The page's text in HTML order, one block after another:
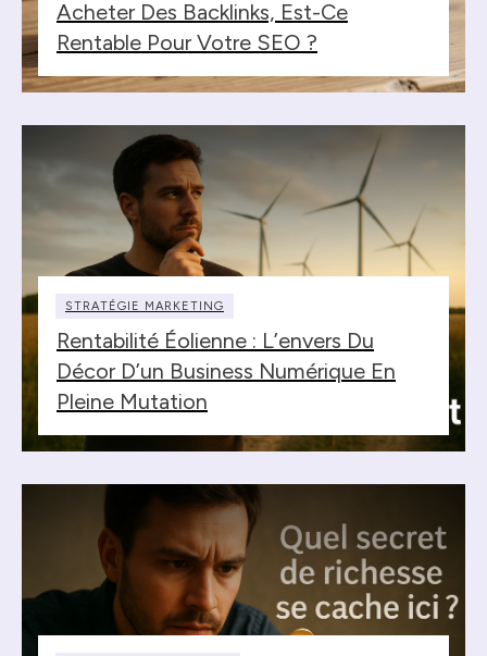
Acheter Des Backlinks, Est-Ce
Rentable Pour Votre SEO ?
STRATÉGIE MARKETING
Rentabilité Éolienne : L’envers Du
Décor D’un Business Numérique En
Pleine Mutation